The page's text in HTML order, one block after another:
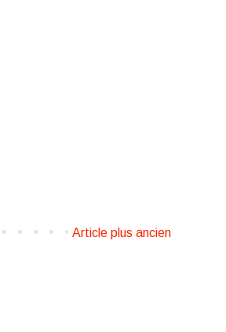
Article plus ancien